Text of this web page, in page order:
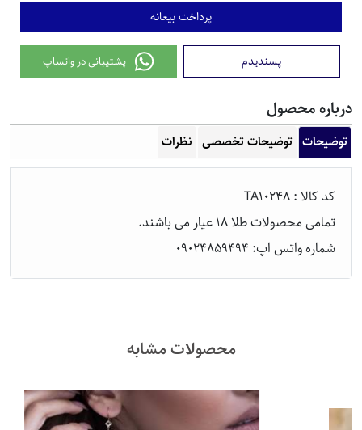
پرداخت بیعانه
پسندیدم پشتیبانی در واتساپ
محصول
توضیحات توضیحات تخصصی نظرات
کدکالا: TA10248
تمامی محصولات طلا 18 عیار می باشند.
شماره واتس اپ: 09024859494
محصولات مشابه